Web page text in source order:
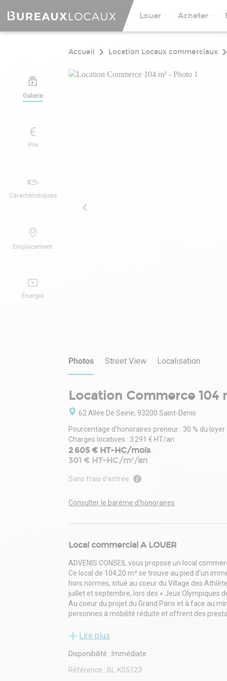
Louer Acheter
Galerie
Prix
Caractéristiques
Emplacement
Énergie
Accueil Location Locaux commerciaux
Photos Street View Localisation
Location Commerce 104
62 Allée De Seine, 93200 Saint-Denis
Pourcentage d'honoraires preneur : 30 % du loyer
Charges locatives : 3 291 € HT/an
2 605 € HT-HC/mois
301 € HT-HC/m²/an
Sans frais d'entrée
Consulter le barème d'honoraires
Local commercial A LOUER
ADVENIS CONSEIL vous propose un local
Ce local de 104,20 m² se trouve au pied d'un
hors normes, situé au coeur du Village des
juillet et septembre, lors des « Jeux Olympiques
Au coeur du projet du Grand Paris et à face au
personnes à mobilité réduite et offrent des
Les locaux sont livrés bruts et donnent
Situé à 10 minutes à pied du métro ligne 14
transport en commun du Grand-Paris, et sera
Lire plus
Disponibilité : Immédiate
Référence : BL-K55123